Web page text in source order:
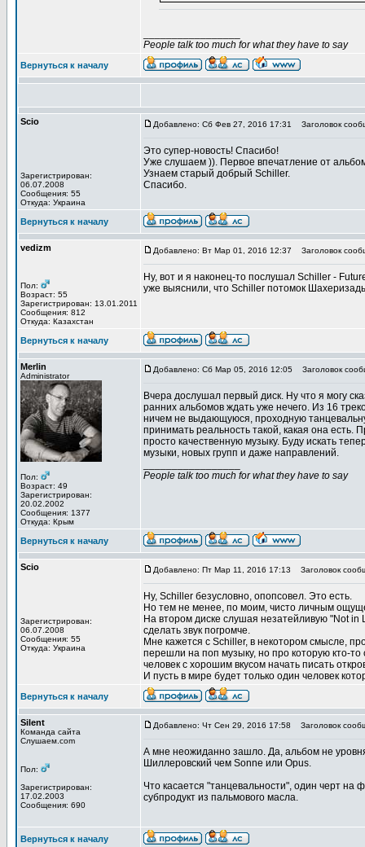
People talk too much for what they have to say
Вернуться к началу
Scio
Зарегистрирован:
06.07.2008
Сообщения: 55
Откуда: Украина
Добавлено: Сб Фев 27, 2016 17:31 Заголовок
Это супер-новость! Спасибо!
Уже слушаем )). Первое впечатление от
Узнаем старый добрый Schiller.
Спасибо.
Вернуться к началу
vedizm
Пол:
Возраст: 55
Зарегистрирован: 13.01.2011
Сообщения: 812
Откуда: Казахстан
Добавлено: Вт Мар 01, 2016 12:37 Заголовок
Ну, вот и я наконец-то послушал Schiller -
уже выяснили, что Schiller потомок
Вернуться к началу
Merlin
Administrator
Пол:
Возраст: 49
Зарегистрирован:
20.02.2002
Сообщения: 1377
Откуда: Крым
Добавлено: Сб Мар 05, 2016 12:05 Заголовок
Вчера дослушал первый диск. Ну что я могу
ранних альбомов ждать уже нечего. Из 16
ничем не выдающуюся, проходную
принимать реальность такой, какая она
просто качественную музыку. Буду искать
музыки, новых групп и даже направлений.
People talk too much for what they have to say
Вернуться к началу
Scio
Зарегистрирован:
06.07.2008
Сообщения: 55
Откуда: Украина
Добавлено: Пт Мар 11, 2016 17:13 Заголовок
Ну, Schiller безусловно, опопсовел. Это есть.
Но тем не менее, по моим, чисто личным
На втором диске слушая незатейливую "Not in
сделать звук погромче.
Мне кажется с Schiller, в некотором смысле,
перешли на поп музыку, но про которую кто-
человек с хорошим вкусом начать писать
И пусть в мире будет только один человек
Вернуться к началу
Silent
Команда сайта
Слушаем.com
Пол:
Зарегистрирован:
17.02.2003
Сообщения: 690
Добавлено: Чт Сен 29, 2016 17:58 Заголовок
А мне неожиданно зашло. Да, альбом не
Шиллеровский чем Sonne или Opus.
Что касается "танцевальности", один черт
субпродукт из пальмового масла.
Вернуться к началу